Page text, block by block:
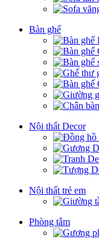
Bàn ghế
Nội thất Decor
Nội thất trẻ em
Phòng tắm